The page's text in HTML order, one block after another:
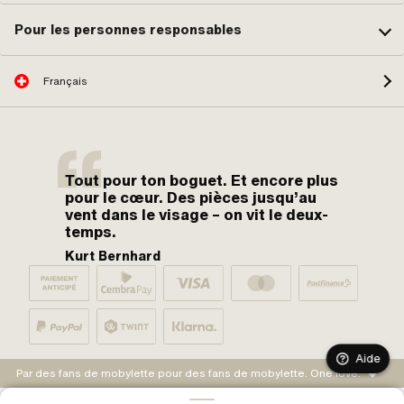
Pour les personnes responsables
Français
Tout pour ton boguet. Et encore plus
pour le cœur. Des pièces jusqu’au
vent dans le visage – on vit le deux-
temps.
Kurt Bernhard
Par des fans de mobylette pour des fans de mobylette. One love.
Aide